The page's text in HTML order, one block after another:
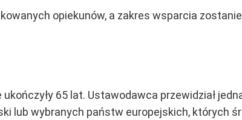
opiekunów, a zakres wsparcia
65 lat. Ustawodawca przewidział
lub wybranych państw europejskich, których